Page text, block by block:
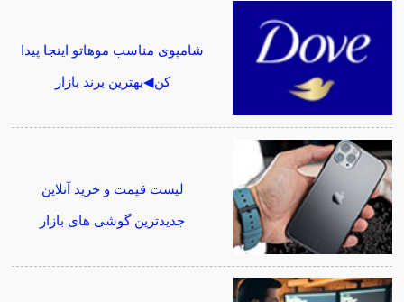
شامپوی مناسب موهاتو اینجا پیدا
کن◀بهترین برند بازار
لیست قیمت و خرید آنلاین
جدیدترین گوشی های بازار